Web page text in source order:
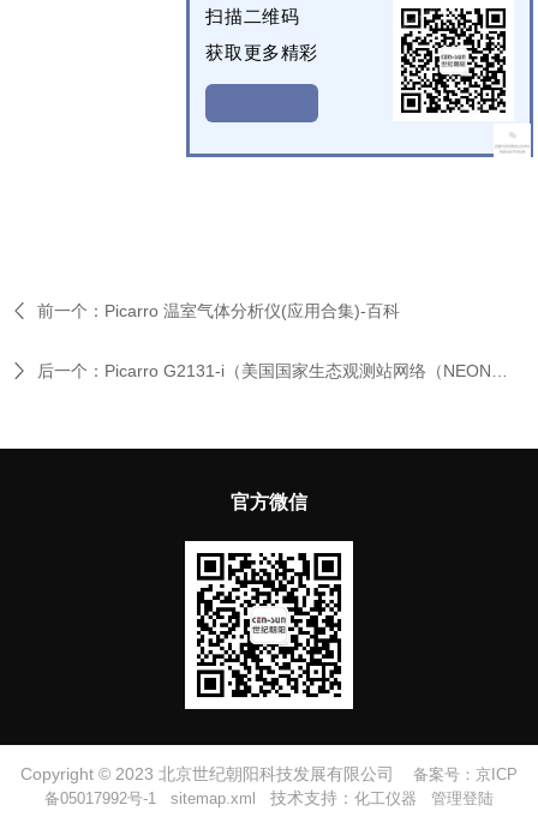
扫描二维码
获取更多精彩
前一个： Picarro 温室气体分析仪(应用合集)-百科
后一个： Picarro G2131-i（美国国家生态观测站网络（NEON）将向公众提供大气甲烷浓度数据）
官方微信
Copyright © 2023 北京世纪朝阳科技发展有限公司 备案号：京ICP
备05017992号-1
sitemap.xml 技术支持： 化工仪器 管理登陆